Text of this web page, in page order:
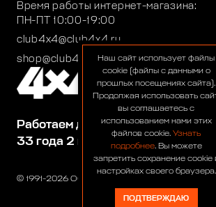
© 1991-2026 ООО «Сервис 4х4»
Работаем для вас:
33 года 2 месяца 24 дня
Время работы интернет-магазина:
ПН-ПТ 10:00-19:00
club4x4@club4x4.ru
shop@club4x4.ruНаш сайт использует файлы
cookie (файлы с данными о
прошлых посещениях сайта).
Продолжая использовать
вы соглашаетесь с
использованием нами этих
файлов cookie. Узнать
подробнее. Вы можете
запретить сохранение cookie
настройках своего браузера.
ПОДТВЕРЖДАЮ